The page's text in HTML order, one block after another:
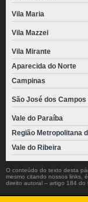
Vila Maria
Vila Mazzei
Vila Mirante
Aparecida do Norte
Campinas
São José dos Campos
Vale do Paraíba
Região Metropolitana
Vale do Ribeira
O conteúdo do texto desta
mesmo citando nossos links,
direito autoral – artigo 184 do